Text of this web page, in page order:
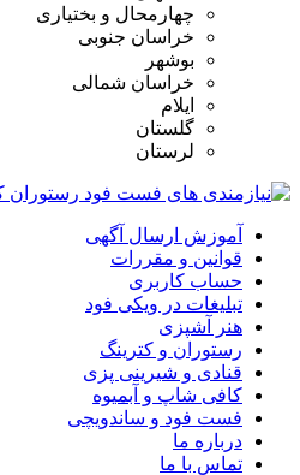
چهارمحال و بختیاری
خراسان جنوبی
بوشهر
خراسان شمالی
ایلام
گلستان
لرستان
آموزش ارسال آگهی
قوانین و مقررات
حساب کاربری
تبلیغات در ویکی فود
هنر آشپزی
رستوران و کترینگ
قنادی و شیرینی پزی
کافی شاپ و آبمیوه
فست فود و ساندویچی
درباره ما
تماس با ما